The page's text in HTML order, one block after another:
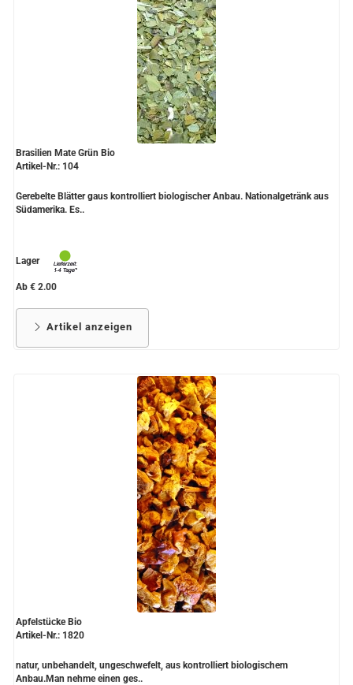
Brasilien Mate Grün Bio
Artikel-Nr.: 104
Gerebelte Blätter gaus kontrolliert biologischer Anbau. Nationalgetränk aus
Südamerika. Es..
Lager
Ab € 2.00
Artikel anzeigen
Apfelstücke Bio
Artikel-Nr.: 1820
natur, unbehandelt, ungeschwefelt, aus kontrolliert biologischem
Anbau.Man nehme einen ges..